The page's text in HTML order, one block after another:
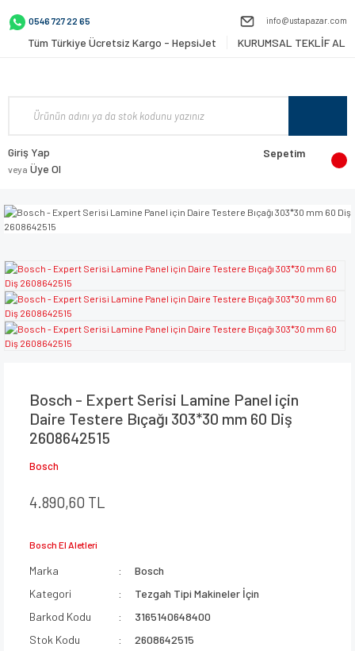
0546 727 22 65 info@ustapazar.com
Tüm Türkiye Ücretsiz Kargo - HepsiJet KURUMSAL TEKLİF AL
Giriş Yap
veya Üye Ol
Sepetim
Bosch - Expert Serisi Lamine Panel için
Daire Testere Bıçağı 303*30 mm 60 Diş
2608642515
Bosch
4.890,60 TL
Bosch El Aletleri
Marka
Bosch
Kategori
Tezgah Tipi Makineler İçin
Barkod Kodu
3165140648400
Stok Kodu
2608642515